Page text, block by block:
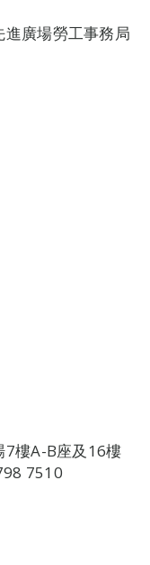
廣場勞工事務局
樓A-B座及16樓
7510